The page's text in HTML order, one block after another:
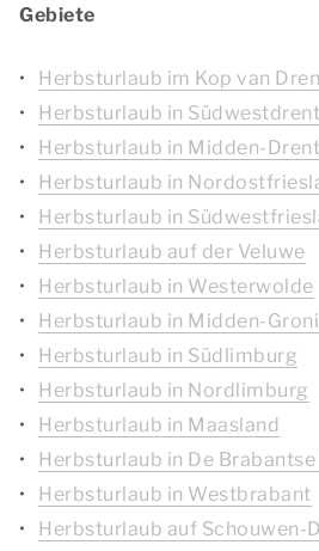
Gebiete
Herbsturlaub im Kop van
Herbsturlaub in
Herbsturlaub in Midden-
Herbsturlaub in
Herbsturlaub in
Herbsturlaub auf der Veluwe
Herbsturlaub in Westerwolde
Herbsturlaub in Midden-
Herbsturlaub in Südlimburg
Herbsturlaub in Nordlimburg
Herbsturlaub in Maasland
Herbsturlaub in De Brabantse
Herbsturlaub in Westbrabant
Herbsturlaub auf Schouwen-